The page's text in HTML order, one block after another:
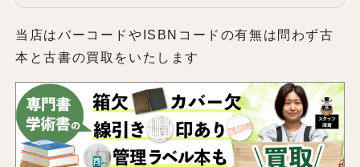
当店はバーコードやISBNコードの有無は問わず古
本と古書の買取をいたします